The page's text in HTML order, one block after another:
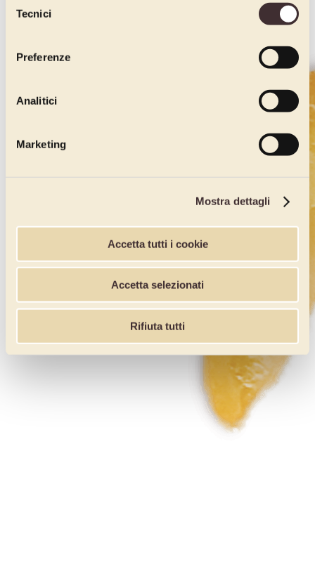
delTecnici
Preferenze
Analitici
Marketing
Mostra dettagli
Accetta tutti i cookie
Accetta selezionati
Rifiuta tutti